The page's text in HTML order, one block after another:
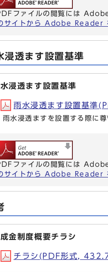
ファイルの閲覧には
サイトから Adobe Reader
浸透ます設置基準
浸透ます設置基準
雨水浸透ます設置基準
雨水浸透ますを設置する際に
ファイルの閲覧には
サイトから Adobe Reader
成金制度概要チラシ
チラシ(PDF形式,